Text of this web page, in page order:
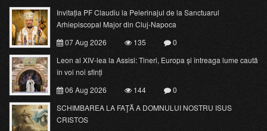
Invitația PF Claudiu la Pelerinajul de la Sanctuarul
Arhiepiscopal Major din Cluj-Napoca
07 Aug 2026
135
0
Leon al XIV-lea la Assisi: Tineri, Europa și întreaga lume caută
în voi noi sfinți
06 Aug 2026
144
0
SCHIMBAREA LA FAŢĂ A DOMNULUI NOSTRU ISUS
CRISTOS